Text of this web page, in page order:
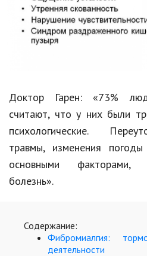
Доктор Гарен: «73%
считают, что у них были
психологические.
травмы, изменения
основными факторами,
болезнь».
Содержание:
Фибромиалгия:
деятельности